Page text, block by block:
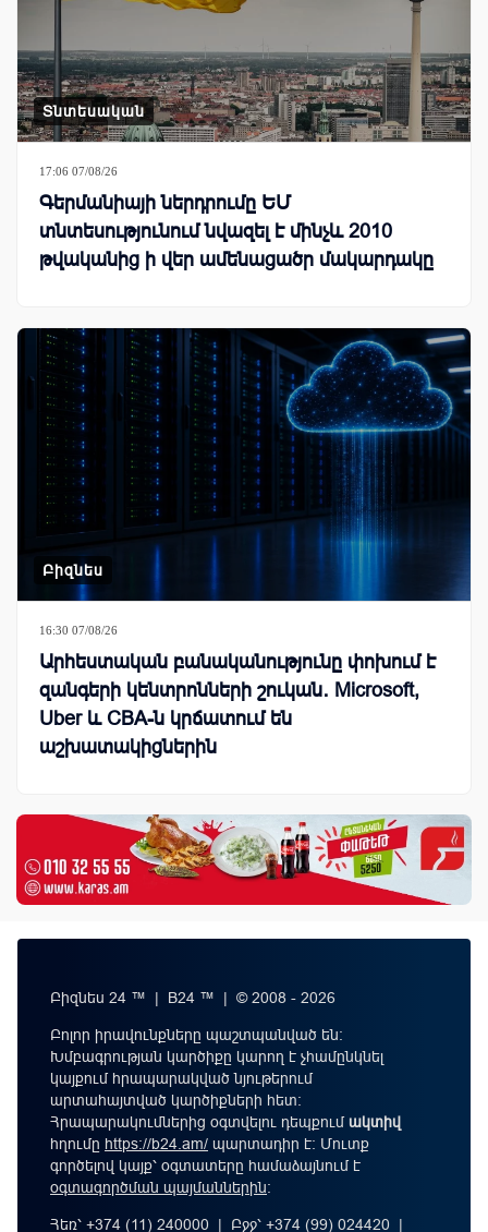
Տնտեսական
17:06 07/08/26
Գերմանիայի ներդրումը ԵՄ
տնտեսությունում նվազել է մինչև 2010
թվականից ի վեր ամենացածր մակարդակը
Բիզնես
16:30 07/08/26
Արհեստական բանականությունը փոխում է
զանգերի կենտրոնների շուկան․ Microsoft,
Uber և CBA-ն կրճատում են
աշխատակիցներին
Բիզնես 24 ™ | B24 ™ | © 2008 - 2026
Բոլոր իրավունքները պաշտպանված են:
Խմբագրության կարծիքը կարող է չհամընկնել
կայքում հրապարակված նյութերում
արտահայտված կարծիքների հետ:
Հրապարակումներից օգտվելու դեպքումակտիվ
հղումը https://b24.am/ պարտադիր է: Մուտք
գործելով կայք՝ օգտատերը համաձայնում է
օգտագործման պայմաններին։
Հեռ՝ +374 (11) 240000 | Բջջ՝ +374 (99) 024420 |